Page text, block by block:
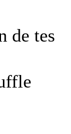
de tes